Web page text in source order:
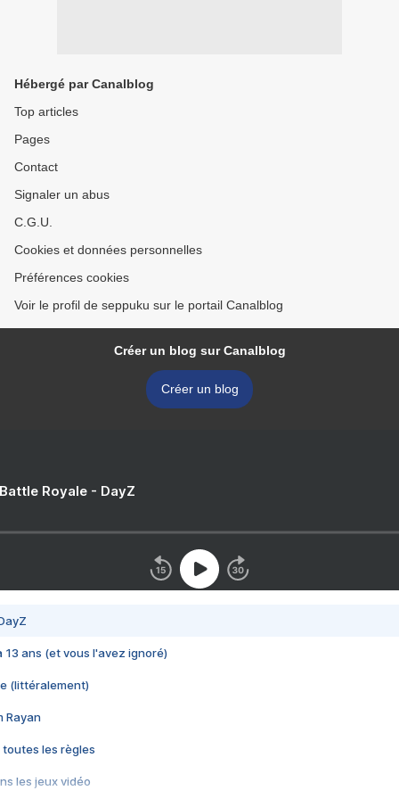
Hébergé par Canalblog
Top articles
Pages
Contact
Signaler un abus
C.G.U.
Cookies et données personnelles
Préférences cookies
Voir le profil de seppuku sur le portail Canalblog
Créer un blog sur Canalblog
Créer un blog
Royale - DayZ
13 ans (et vous l'avez ignoré)
(littéralement)
Rayan
toutes les règles
les jeux vidéo